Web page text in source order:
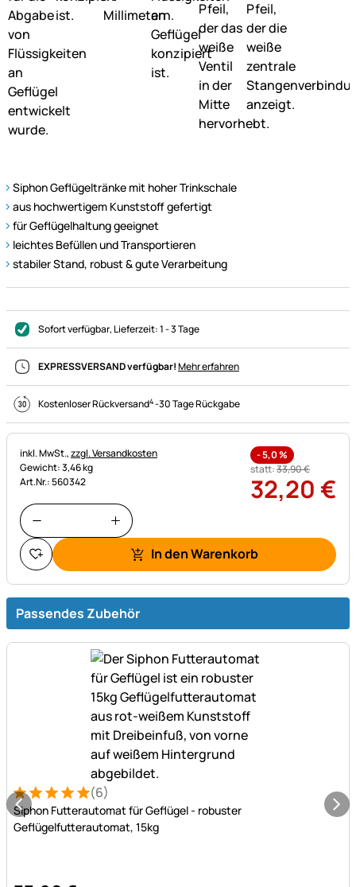
Siphon Geflügeltränke mit hoher Trinkschale
aus hochwertigem Kunststoff gefertigt
für Geflügelhaltung geeignet
leichtes Befüllen und Transportieren
stabiler Stand, robust & gute Verarbeitung
Sofort verfügbar, Lieferzeit:1 - 3 Tage
EXPRESSVERSAND verfügbar!Mehr erfahren
Kostenloser Rückversand4-30 Tage Rückgabe
Steuerhinweis:
inkl. MwSt.,zzgl. Versandkosten
Gewicht: 3,46 kg
Art.Nr.: 560342
-5,0%
statt:33,90€
32,20 €
In den Warenkorb
Passendes Zubehör
Bewertung: 5 von 5 (6 Bewertungen)
6 Bewertungen
(6)
Siphon Futterautomat für Geflügel - robuster
Geflügelfutterautomat, 15kg